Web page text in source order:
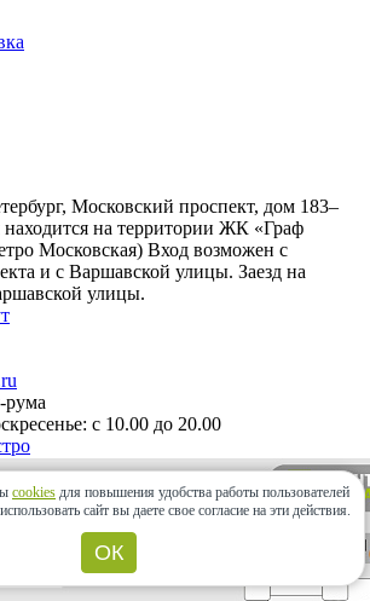
Московский проспект, дом 183–
на территории ЖК «Граф
Московская) Вход возможен с
и с Варшавской улицы. Заезд на
улицы.
рума
с 10.00 до 20.00
cookies для повышения удобства работы пользователей
сайт вы даете свое согласие на эти действия.
ОК